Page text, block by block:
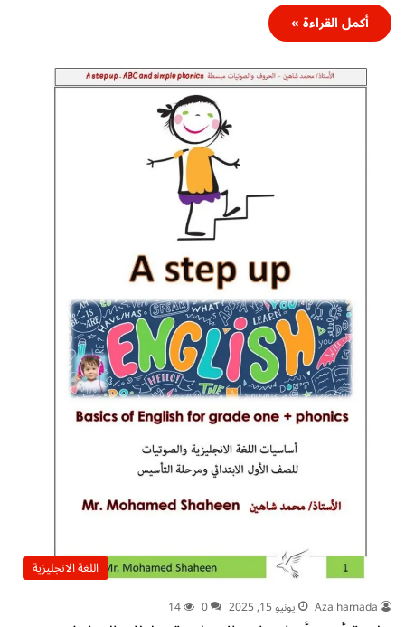
أكمل القراءة »
اللغة الانجليزية
Aza hamada يونيو 15, 2025 0
14